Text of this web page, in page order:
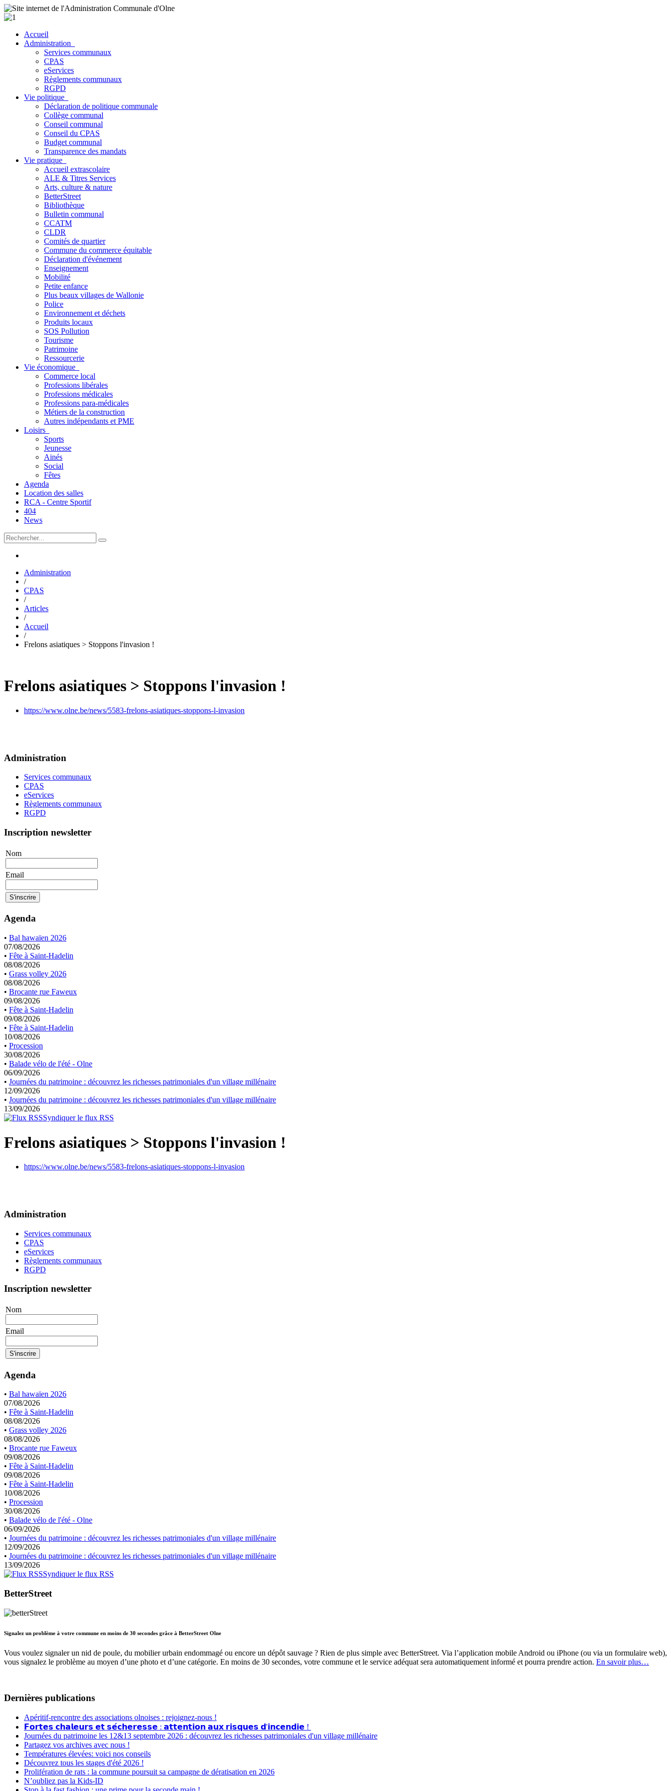
Accueil
Administration
Services communaux
CPAS
eServices
Règlements communaux
RGPD
Vie politique
Déclaration de politique communale
Collège communal
Conseil communal
Conseil du CPAS
Budget communal
Transparence des mandats
Vie pratique
Accueil extrascolaire
ALE & Titres Services
Arts, culture & nature
BetterStreet
Bibliothèque
Bulletin communal
CCATM
CLDR
Comités de quartier
Commune du commerce équitable
Déclaration d'événement
Enseignement
Mobilité
Petite enfance
Plus beaux villages de Wallonie
Police
Environnement et déchets
Produits locaux
SOS Pollution
Tourisme
Patrimoine
Ressourcerie
Vie économique
Commerce local
Professions libérales
Professions médicales
Professions para-médicales
Métiers de la construction
Autres indépendants et PME
Loisirs
Sports
Jeunesse
Ainés
Social
Fêtes
Agenda
Location des salles
RCA - Centre Sportif
404
News
Administration
/
CPAS
/
Articles
/
Accueil
/
Frelons asiatiques > Stoppons l'invasion !
Frelons asiatiques > Stoppons l'invasion !
https://www.olne.be/news/5583-frelons-asiatiques-stoppons-l-invasion
Administration
Services communaux
CPAS
eServices
Règlements communaux
RGPD
Inscription newsletter
Nom
Email
Agenda
• Bal hawaïen 2026
07/08/2026
• Fête à Saint-Hadelin
08/08/2026
• Grass volley 2026
08/08/2026
• Brocante rue Faweux
09/08/2026
• Fête à Saint-Hadelin
09/08/2026
• Fête à Saint-Hadelin
10/08/2026
• Procession
30/08/2026
• Balade vélo de l'été - Olne
06/09/2026
• Journées du patrimoine : découvrez les richesses patrimoniales d'un village millénaire
12/09/2026
• Journées du patrimoine : découvrez les richesses patrimoniales d'un village millénaire
13/09/2026
Syndiquer le flux RSS
Frelons asiatiques > Stoppons l'invasion !
https://www.olne.be/news/5583-frelons-asiatiques-stoppons-l-invasion
Administration
Services communaux
CPAS
eServices
Règlements communaux
RGPD
Inscription newsletter
Nom
Email
Agenda
• Bal hawaïen 2026
07/08/2026
• Fête à Saint-Hadelin
08/08/2026
• Grass volley 2026
08/08/2026
• Brocante rue Faweux
09/08/2026
• Fête à Saint-Hadelin
09/08/2026
• Fête à Saint-Hadelin
10/08/2026
• Procession
30/08/2026
• Balade vélo de l'été - Olne
06/09/2026
• Journées du patrimoine : découvrez les richesses patrimoniales d'un village millénaire
12/09/2026
• Journées du patrimoine : découvrez les richesses patrimoniales d'un village millénaire
13/09/2026
Syndiquer le flux RSS
BetterStreet
Signalez un problème à votre commune en moins de 30 secondes grâce à BetterStreet Olne
Vous voulez signaler un nid de poule, du mobilier urbain endommagé ou encore un dépôt sauvage ? Rien de plus simple avec BetterStreet. Via l’application mobile Android ou iPhone (ou via un formulaire web),
vous signalez le problème au moyen d’une photo et d’une catégorie. En moins de 30 secondes, votre commune et le service adéquat sera automatiquement informé et pourra prendre action. En savoir plus…
Dernières publications
Apéritif-rencontre des associations olnoises : rejoignez-nous !
𝗙𝗼𝗿𝘁𝗲𝘀 𝗰𝗵𝗮𝗹𝗲𝘂𝗿𝘀 𝗲𝘁 𝘀𝗲́𝗰𝗵𝗲𝗿𝗲𝘀𝘀𝗲 : 𝗮𝘁𝘁𝗲𝗻𝘁𝗶𝗼𝗻 𝗮𝘂𝘅 𝗿𝗶𝘀𝗾𝘂𝗲𝘀 𝗱'𝗶𝗻𝗰𝗲𝗻𝗱𝗶𝗲 !
Journées du patrimoine les 12&13 septembre 2026 : découvrez les richesses patrimoniales d'un village millénaire
Partagez vos archives avec nous !
Températures élevées: voici nos conseils
Découvrez tous les stages d'été 2026 !
Prolifération de rats : la commune poursuit sa campagne de dératisation en 2026
N’oubliez pas la Kids-ID